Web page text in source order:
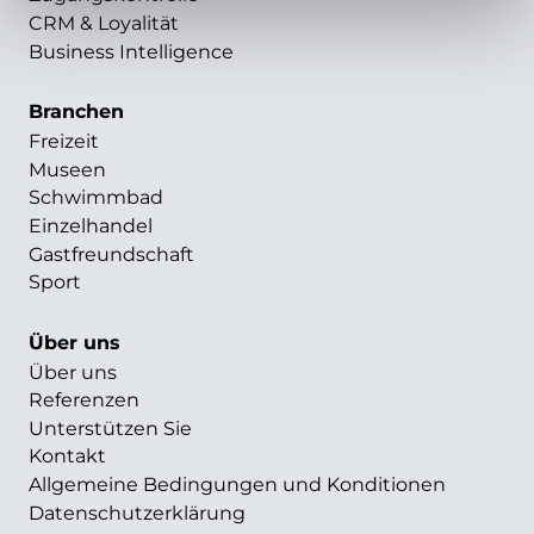
CRM & Loyalität
Business Intelligence
Branchen
Freizeit
Museen
Schwimmbad
Einzelhandel
Gastfreundschaft
Sport
Über uns
Über uns
Referenzen
Unterstützen Sie
Kontakt
Allgemeine Bedingungen und Konditionen
Datenschutzerklärung